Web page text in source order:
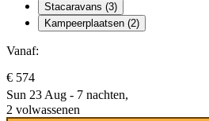
Stacaravans (3)
Kampeerplaatsen (2)
Vanaf:
€ 574
Sun 23 Aug - 7 nachten,
2 volwassenen